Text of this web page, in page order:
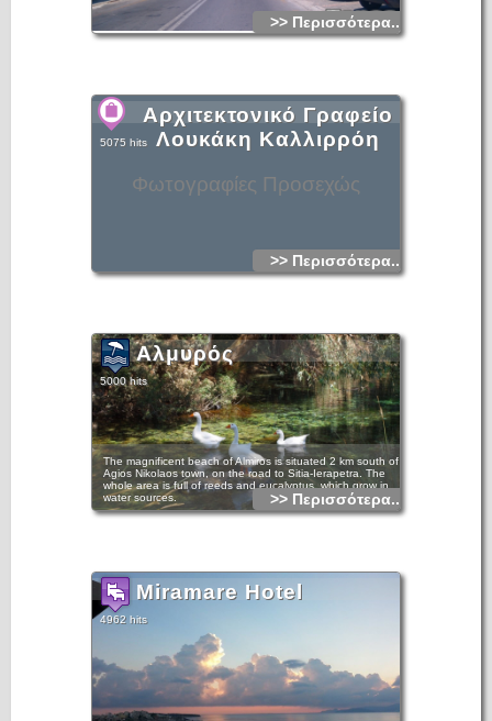
>> Περισσότερα...
Φωτογραφίες Προσεχώς
Αρχιτεκτονικό Γραφείο
Λουκάκη Καλλιρρόη
5075 hits
>> Περισσότερα...
Αλμυρός
5000 hits
The magnificent beach of Almiros is situated 2 km south of
Agios Nikolaos town, on the road to Sitia-Ierapetra. The
whole area is full of reeds and eucalyptus, which grow in
water sources.
>> Περισσότερα...
Miramare Hotel
4962 hits